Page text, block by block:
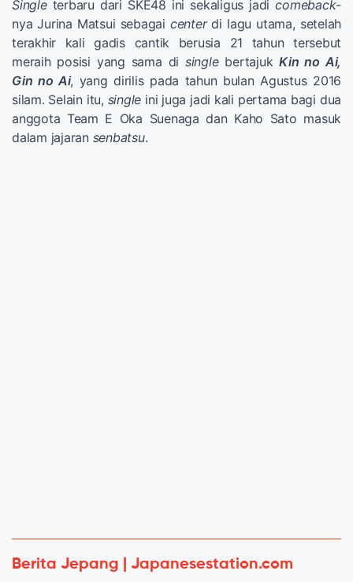
Singleterbaru dari SKE48 ini sekaligus jadicomeback-
nya Jurina Matsui sebagai centerdi lagu utama, setelah
terakhir kali gadis cantik berusia 21 tahun tersebut
meraih posisi yang sama di singlebertajukKin no Ai,
Gin no Ai, yang dirilis pada tahun bulan Agustus 2016
silam. Selain itu, single ini juga jadi kali pertama bagi dua
anggota Team E Oka Suenaga dan Kaho Sato masuk
dalam jajaran senbatsu.
Berita Jepang | Japanesestation.com